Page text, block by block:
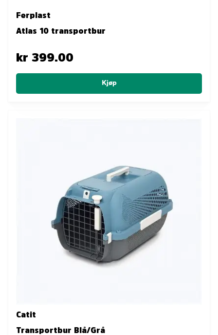
Ferplast
Atlas 10 transportbur
kr 399.00
Kjøp
Catit
Transportbur Blå/Grå